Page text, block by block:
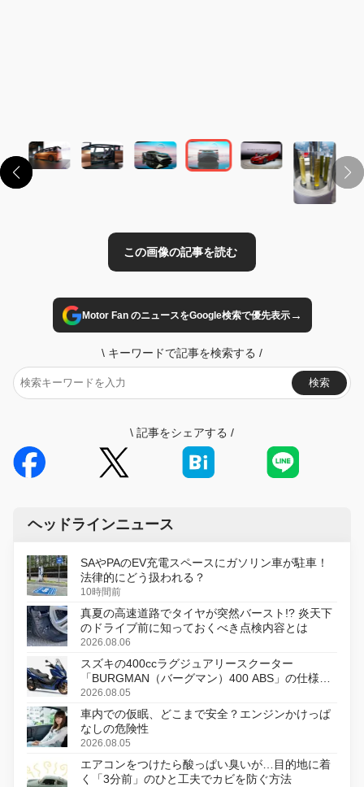
Motor Fan のニュースをGoogle検索で優先表示→
\ キーワードで記事を検索する /
検索
\ 記事をシェアする /
ヘッドラインニュース
SAやPAのEV充電スペースにガソリン車が駐車！
法律的にどう扱われる？
10時間前
真夏の高速道路でタイヤが突然バースト!? 炎天下
のドライブ前に知っておくべき点検内容とは
2026.08.06
スズキの400ccラグジュアリースクーター
「BURGMAN（バーグマン）400 ABS」の仕様を
変更し、8月18日に発売
2026.08.05
車内での仮眠、どこまで安全？エンジンかけっぱ
なしの危険性
2026.08.05
エアコンをつけたら酸っぱい臭いが…目的地に着
く「3分前」のひと工夫でカビを防ぐ方法